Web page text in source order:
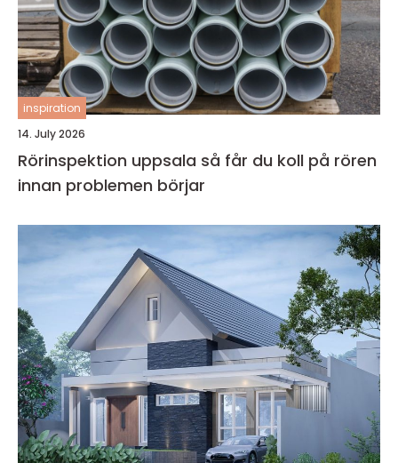
inspiration
14. July 2026
Rörinspektion uppsala så får du koll på rören
innan problemen börjar